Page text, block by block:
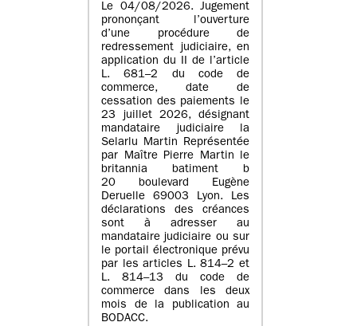
Le 04/08/2026. Jugement
prononçant l’ouverture
d’une procédure de
redressement judiciaire, en
application du II de l’article
L. 681–2 du code de
commerce, date de
cessation des paiements le
23 juillet 2026, désignant
mandataire judiciaire la
Selarlu Martin Représentée
par Maître Pierre Martin le
britannia batiment b
20 boulevard Eugène
Deruelle 69003 Lyon. Les
déclarations des créances
sont à adresser au
mandataire judiciaire ou sur
le portail électronique prévu
par les articles L. 814–2 et
L. 814–13 du code de
commerce dans les deux
mois de la publication au
BODACC.